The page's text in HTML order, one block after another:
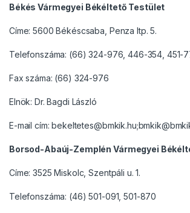
Békés Vármegyei Békéltető Testület
Címe: 5600 Békéscsaba, Penza ltp. 5.
Telefonszáma: (66) 324-976, 446-354, 451-
Fax száma: (66) 324-976
Elnök: Dr. Bagdi László
E-mail cím:
Borsod-Abaúj-Zemplén Vármegyei
Címe: 3525 Miskolc, Szentpáli u. 1.
Telefonszáma: (46) 501-091, 501-870